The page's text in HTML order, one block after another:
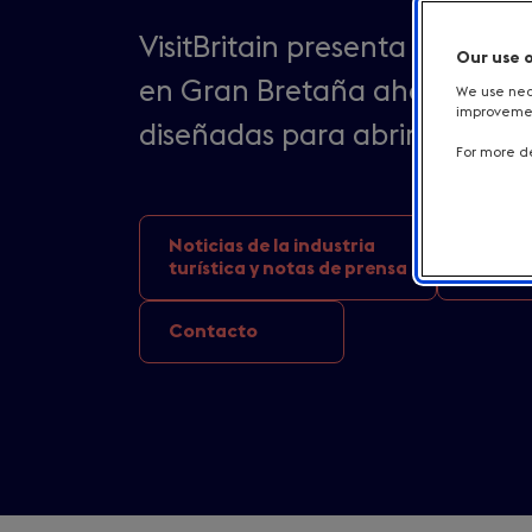
VisitBritain presenta un
en Gran Bretaña ahora
diseñadas para abrir el
Noticias de la industria
turística y notas de prensa
Contacto
Our use
We use
For more